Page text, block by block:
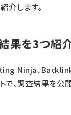
介します。
果を3つ紹
Ninja、
で、調査結果を公